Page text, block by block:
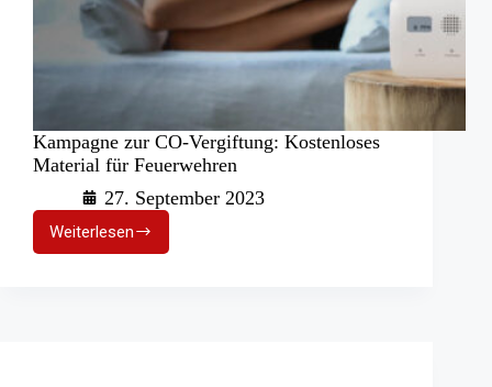
Kampagne zur CO-Vergiftung: Kostenloses
Material für Feuerwehren
27. September 2023
WeiterlesenKampagne
zur